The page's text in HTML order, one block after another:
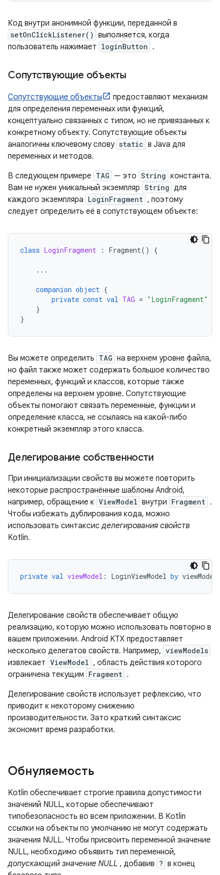
Код внутри анонимной функции, переданной в
setOnClickListener() выполняется, когда
пользователь нажимает loginButton .
Сопутствующие объекты
Сопутствующие объекты
предоставляют механизм
для определения переменных или функций,
концептуально связанных с типом, но не привязанных к
конкретному объекту. Сопутствующие объекты
аналогичны ключевому слову static в Java для
переменных и методов.
В следующем примере TAG — это String константа.
Вам не нужен уникальный экземпляр String для
каждого экземпляра LoginFragment , поэтому
следует определить её в сопутствующем объекте:
class LoginFragment : Fragment() {
...
companion object {
private const val TAG = "LoginFragment"
}
}
Вы можете определить TAG на верхнем уровне файла,
но файл также может содержать большое количество
переменных, функций и классов, которые также
определены на верхнем уровне. Сопутствующие
объекты помогают связать переменные, функции и
определение класса, не ссылаясь на какой-либо
конкретный экземпляр этого класса.
Делегирование собственности
При инициализации свойств вы можете повторить
некоторые распространённые шаблоны Android,
например, обращение к ViewModel внутри Fragment .
Чтобы избежать дублирования кода, можно
использовать синтаксисделегирования свойств
Kotlin.
private val viewModel : LoginViewModel by
Делегирование свойств обеспечивает общую
реализацию, которую можно использовать повторно в
вашем приложении. Android KTX предоставляет
несколько делегатов свойств. Например, viewModels
извлекает ViewModel , область действия которого
ограничена текущим Fragment .
Делегирование свойств использует рефлексию, что
приводит к некоторому снижению
производительности. Зато краткий синтаксис
экономит время разработки.
Обнуляемость
Kotlin обеспечивает строгие правила допустимости
значений NULL, которые обеспечивают
типобезопасность во всем приложении. В Kotlin
ссылки на объекты по умолчанию не могут содержать
значения NULL. Чтобы присвоить переменной значение
NULL, необходимо объявить тип переменной,
допускающий значение NULL , добавив ? в конец